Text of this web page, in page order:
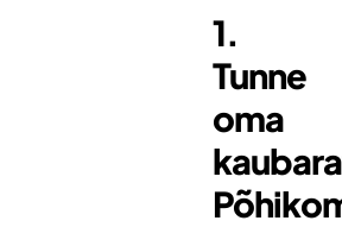
1.
Tunne
oma